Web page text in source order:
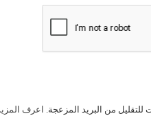
من البريد المزعجة.
اعرف